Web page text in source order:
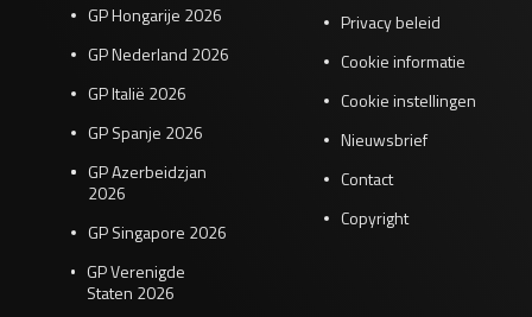
GP Hongarije 2026
GP Nederland 2026
GP Italië 2026
GP Spanje 2026
GP Azerbeidzjan
2026
GP Singapore 2026
GP Verenigde
Staten 2026
Privacy beleid
Cookie informatie
Cookie instellingen
Nieuwsbrief
Contact
Copyright